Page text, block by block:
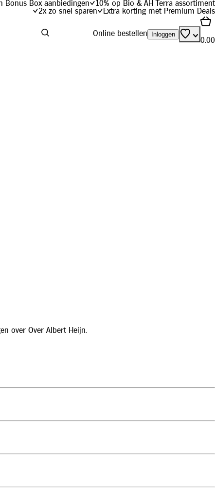
Bonus Box aanbiedingen
10% op Bio & AH Terra assortiment
2x zo snel sparen
Extra korting met Premium Deals
Online bestellen
Inloggen
0.00
over Over Albert Heijn.